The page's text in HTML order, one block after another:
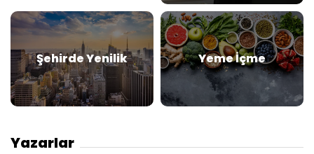
Şehirde Yenilik Yeme İçme
Yazarlar